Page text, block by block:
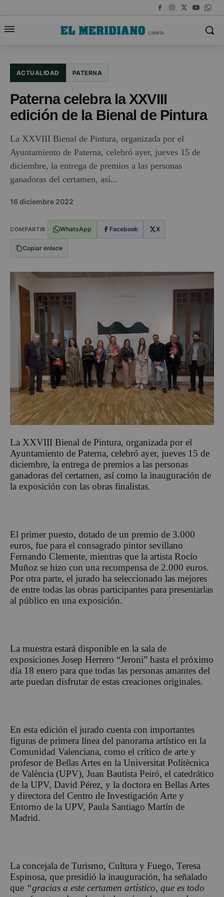
ACTUALIDAD PATERNA
Paterna celebra la XXVIII
edición de la Bienal de Pintura
La XXVIII Bienal de Pintura, organizada por el
Ayuntamiento de Paterna, celebró ayer, jueves 15 de
diciembre, la entrega de premios a las personas
ganadoras del certamen, así...
16 diciembre 2022
COMPARTIR WhatsApp Facebook X
Copiar enlace
La XXVIII Bienal de Pintura, organizada por el
Ayuntamiento de Paterna, celebró ayer, jueves 15 de
diciembre, la entrega de premios a las personas
ganadoras del certamen, así como la inauguración de
la exposición con las obras finalistas.
El primer puesto, dotado de un premio de 3.000
euros, fue para el consagrado pintor sevillano
Fernando Clemente, mientras que la artista Rocío
Muñoz se hizo con una recompensa de 2.000 euros.
Por otra parte, el jurado ha seleccionado las mejores
de entre todas las obras participantes para presentarlas
al público en una exposición.
La muestra estará disponible en la sala de
exposiciones Josep Herrero “Jeroni” hasta el próximo
día 18 enero para que todas las personas amantes del
arte puedan disfrutar de estas creaciones originales.
En esta edición el jurado cuenta con importantes
figuras de primera línea del panorama artístico en la
Comunidad Valenciana, como el crítico de arte y
profesor de Bellas Artes en la Universitat Politècnica
de València (UPV), Juan Bautista Peiró, el catedrático
de la UPV, David Pérez, y la doctora en Bellas Artes
y directora del Centro de Investigación Arte y
Entorno de la UPV, Paula Santiago Martín de
Madrid.
La concejala de Turismo, Cultura y Fuego, Teresa
Espinosa, que presidió la inauguración, ha señalado
que “gracias a este certamen artístico, que es todo